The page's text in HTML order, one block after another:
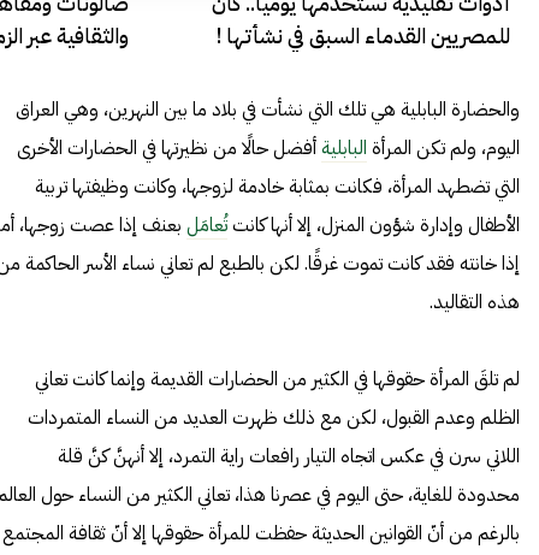
للمصريين القدماء السبق في نشأتها !
والثقافية عبر
والحضارة البابلية هي تلك التي نشأت في بلاد ما بين النهرين، وهي العراق
اليوم، ولم تكن المرأة البابلية أفضل حالًا من نظيرتها في الحضارات الأخرى
التي تضطهد المرأة، فكانت بمثابة خادمة لزوجها، وكانت وظيفتها تربية
الأطفال وإدارة شؤون المنزل، إلا أنها كانتتُعامَل بعنف إذا عصت زوجها،
إذا خانته فقد كانت تموت غرقًا. لكن بالطبع لم تعاني نساء الأسر الحاكمة
هذه التقاليد.
لم تلقَ المرأة حقوقها في الكثير من الحضارات القديمة وإنما كانت تعاني
الظلم وعدم القبول، لكن مع ذلك ظهرت العديد من النساء المتمردات
اللاتي سرن في عكس اتجاه التيار رافعات راية التمرد، إلا أنهنَّ كنَّ قلة
محدودة للغاية، حتى اليوم في عصرنا هذا، تعاني الكثير من النساء حول
بالرغم من أنّ القوانين الحديثة حفظت للمرأة حقوقها إلا أنّ ثقافة المجتمع